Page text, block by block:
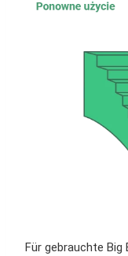
Für gebrauchte